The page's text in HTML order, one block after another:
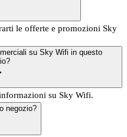
le offerte e promozioni Sky
su Sky Wifi in questo
su Sky Wifi.
negozio?